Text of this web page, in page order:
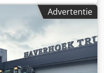
Advertentie